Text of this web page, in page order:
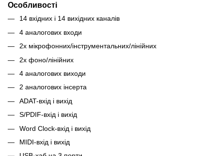
Особливості
14 вхідних і 14 вихідних каналів
4 аналогових входи
2x мікрофонних/інструментальних/лінійних
2х фоно/лінійних
4 аналогових виходи
2 аналогових інсерта
ADAT-вхід і вихід
S/PDIF-вхід і вихід
Word Clock-вхід і вихід
MIDI-вхід і вихід